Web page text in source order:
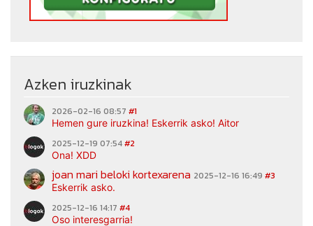
Azken iruzkinak
2026-02-16 08:57 #1
Hemen gure iruzkina! Eskerrik asko! Aitor
2025-12-19 07:54#2
Ona! XDD
joan mari beloki kortexarena 2025-12-16 16:49 #3
Eskerrik asko.
2025-12-16 14:17 #4
Oso interesgarria!